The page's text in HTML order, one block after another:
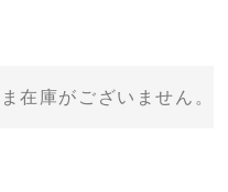
在庫がございません。